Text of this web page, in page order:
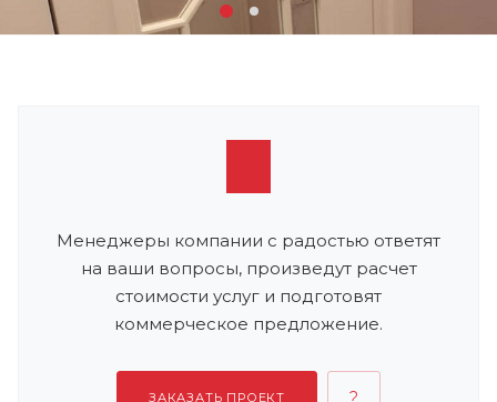
Менеджеры компании с радостью ответят
на ваши вопросы, произведут расчет
стоимости услуг и подготовят
коммерческое предложение.
ЗАКАЗАТЬ ПРОЕКТ